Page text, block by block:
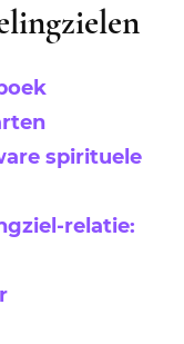
spirituele
relatie: